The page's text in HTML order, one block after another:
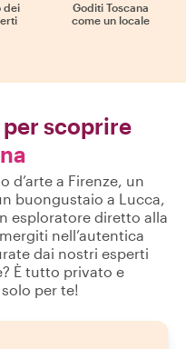
dei
Goditi Toscana
come un locale
scoprire
d’arte a Firenze, un
buongustaio a Lucca,
esploratore diretto alla
nell’autentica
dai nostri esperti
È tutto privato e
per te!